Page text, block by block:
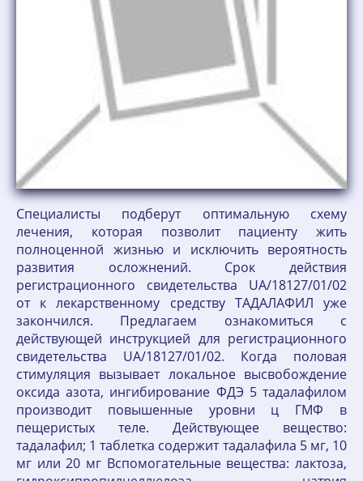
Специалисты подберут оптимальную схему
лечения, которая позволит пациенту жить
полноценной жизнью и исключить вероятность
развития осложнений. Срок действия
регистрационного свидетельства UA/18127/01/02
от к лекарственному средству ТАДАЛАФИЛ уже
закончился. Предлагаем ознакомиться с
действующей инструкцией для регистрационного
свидетельства UA/18127/01/02. Когда половая
стимуляция вызывает локальное высвобождение
оксида азота, ингибирование ФДЭ 5 тадалафилом
производит повышенные уровни ц ГМФ в
пещеристых теле. Действующее вещество:
тадалафил; 1 таблетка содержит тадалафила 5 мг, 10
мг или 20 мг Вспомогательные вещества: лактоза,